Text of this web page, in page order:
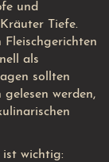
und
Tiefe.
als
sollten
gelesen werden,
ist wichtig: